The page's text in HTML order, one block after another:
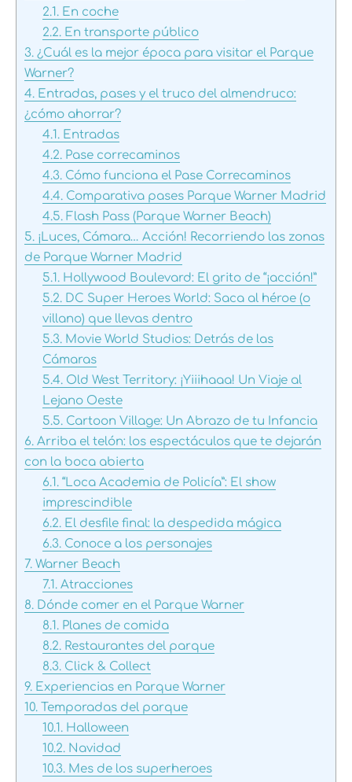
2.1.En coche
2.2.En transporte público
3. ¿Cuál es la mejor época para visitar el Parque
Warner?
4. Entradas, pases y el truco del almendruco:
¿cómo ahorrar?
4.1.Entradas
4.2.Pase correcaminos
4.3.Cómo funciona el Pase Correcaminos
4.4.Comparativa pases Parque Warner Madrid
4.5.Flash Pass (Parque Warner Beach)
5. ¡Luces, Cámara… Acción! Recorriendo las zonas
de Parque Warner Madrid
5.1.Hollywood Boulevard: El grito de “¡acción!”
5.2.DC Super Heroes World: Saca al héroe (o
villano) que llevas dentro
5.3.Movie World Studios: Detrás de las
Cámaras
5.4.Old West Territory: ¡Yiiihaaa! Un Viaje al
Lejano Oeste
5.5.Cartoon Village: Un Abrazo de tu Infancia
6. Arriba el telón: los espectáculos que te dejarán
con la boca abierta
6.1.“Loca Academia de Policía”: El show
imprescindible
6.2.El desfile final: la despedida mágica
6.3.Conoce a los personajes
7. Warner Beach
7.1.Atracciones
8. Dónde comer en el Parque Warner
8.1.Planes de comida
8.2.Restaurantes del parque
8.3.Click & Collect
9. Experiencias en Parque Warner
10. Temporadas del parque
10.1.Halloween
10.2.Navidad
10.3.Mes de los superheroes